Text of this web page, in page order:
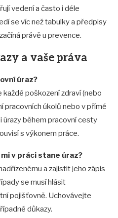
vedení a často i déle
se víc než tabulky a předpisy
právě u prevence.
a vaše práva
úraz?
každé poškození zdraví (nebo
pracovních úkolů nebo v přímé
úrazy během pracovní cesty
s výkonem práce.
v práci stane úraz?
a zajistit jeho zápis
se musí hlásit
pojišťovně. Uchovávejte
důkazy.